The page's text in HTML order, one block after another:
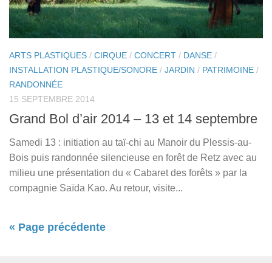
ARTS PLASTIQUES / CIRQUE / CONCERT / DANSE /
INSTALLATION PLASTIQUE/SONORE / JARDIN / PATRIMOINE /
RANDONNÉE
15 SEPTEMBRE 2014
Grand Bol d’air 2014 – 13 et 14 septembre
Samedi 13 : initiation au taï-chi au Manoir du Plessis-au-
Bois puis randonnée silencieuse en forêt de Retz avec au
milieu une présentation du « Cabaret des forêts » par la
compagnie Saïda Kao. Au retour, visite...
« Page précédente